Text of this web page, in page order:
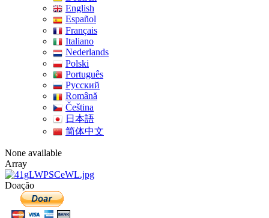
English
Español
Français
Italiano
Nederlands
Polski
Português
Pусский
Română
Čeština
日本語
简体中文
None available
Array
Doação